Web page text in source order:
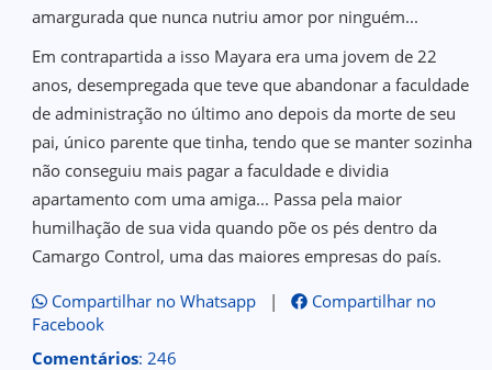
amargurada que nunca nutriu amor por ninguém...
Em contrapartida a isso Mayara era uma jovem de 22
anos, desempregada que teve que abandonar a faculdade
de administração no último ano depois da morte de seu
pai, único parente que tinha, tendo que se manter sozinha
não conseguiu mais pagar a faculdade e dividia
apartamento com uma amiga... Passa pela maior
humilhação de sua vida quando põe os pés dentro da
Camargo Control, uma das maiores empresas do país.
Compartilhar no Whatsapp|
Compartilhar no
Facebook
Comentários: 246